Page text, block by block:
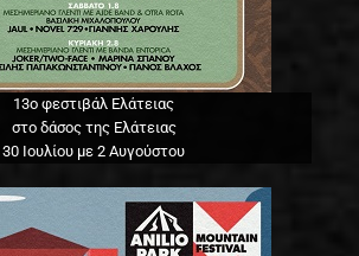
13o φεστιβάλ Ελάτειας
στο δάσος της Ελάτειας
30 Ιουλίου με 2 Αυγούστου